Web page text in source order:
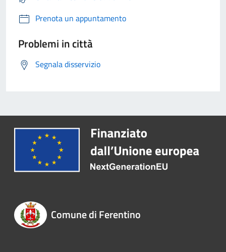
Prenota un appuntamento
Problemi in città
Segnala disservizio
Comune di Ferentino